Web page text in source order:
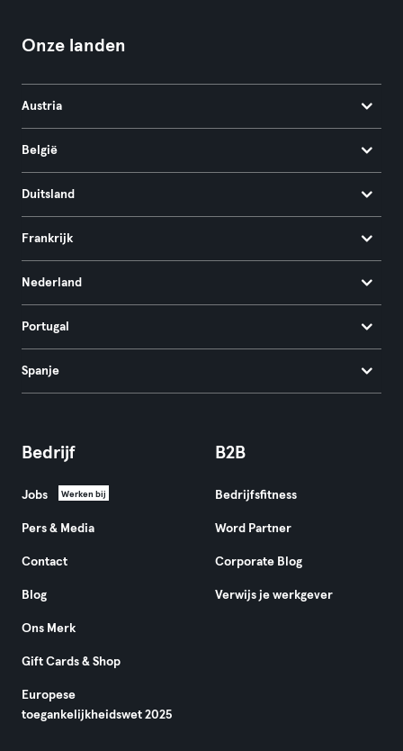
Onze landen
Austria
België
Duitsland
Frankrijk
Nederland
Portugal
Spanje
Bedrijf
Jobs Werken bij
Pers & Media
Contact
Blog
Ons Merk
Gift Cards & Shop
Europese
toegankelijkheidswet 2025
B2B
Bedrijfsfitness
Word Partner
Corporate Blog
Verwijs je werkgever